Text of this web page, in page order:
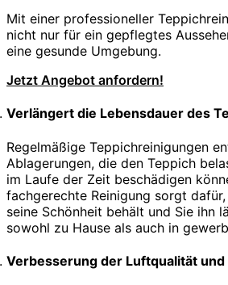
Mit einer professioneller
nicht nur für ein gepflegtes
eine gesunde Umgebung.
Jetzt Angebot anfordern!
Verlängert die Lebensdauer des
Regelmäßige Teppichreinigungen
Ablagerungen, die den Teppich
im Laufe der Zeit beschädigen
fachgerechte Reinigung sorgt
seine Schönheit behält und Sie ihn
sowohl zu Hause als auch in
Verbesserung der Luftqualität und